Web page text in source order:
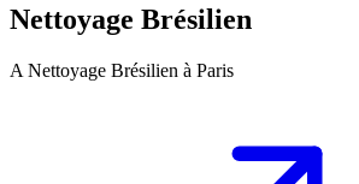
Nettoyage Brésilien
A Nettoyage Brésilien à Paris